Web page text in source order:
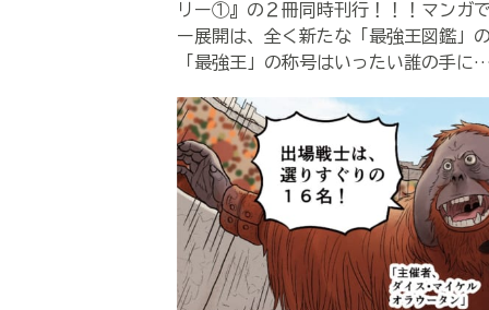
リー①』の２冊同時刊行！！！マンガ
ー展開は、全く新たな「最強王図鑑」
「最強王」の称号はいったい誰の手